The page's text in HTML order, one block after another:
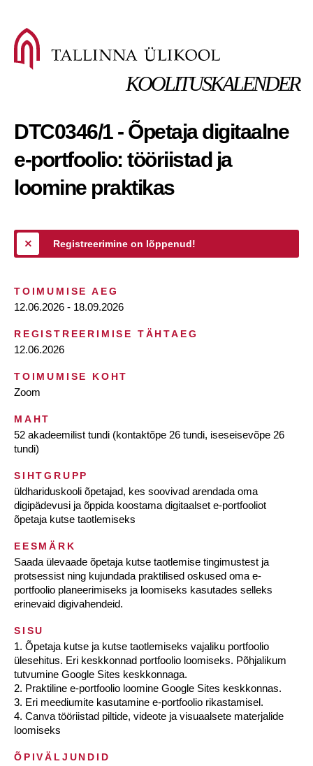
KOOLITUSKALENDER
DTC0346/1 - Õpetaja digitaalne
e-portfoolio: tööriistad ja
loomine praktikas
Registreerimine on lõppenud!
TOIMUMISE AEG
12.06.2026 - 18.09.2026
REGISTREERIMISE TÄHTAEG
12.06.2026
TOIMUMISE KOHT
Zoom
MAHT
52 akadeemilist tundi (kontaktõpe 26 tundi, iseseisevõpe 26
tundi)
SIHTGRUPP
üldhariduskooli õpetajad, kes soovivad arendada oma
digipädevusi ja õppida koostama digitaalset e-portfooliot
õpetaja kutse taotlemiseks
EESMÄRK
Saada ülevaade õpetaja kutse taotlemise tingimustest ja
protsessist ning kujundada praktilised oskused oma e-
portfoolio planeerimiseks ja loomiseks kasutades selleks
erinevaid digivahendeid.
SISU
1. Õpetaja kutse ja kutse taotlemiseks vajaliku portfoolio
ülesehitus. Eri keskkonnad portfoolio loomiseks. Põhjalikum
tutvumine Google Sites keskkonnaga.
2. Praktiline e-portfoolio loomine Google Sites keskkonnas.
3. Eri meediumite kasutamine e-portfoolio rikastamisel.
4. Canva tööriistad piltide, videote ja visuaalsete materjalide
loomiseks
ÕPIVÄLJUNDID